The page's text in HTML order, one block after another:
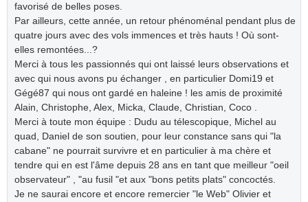
favorisé de belles poses.
Par ailleurs, cette année, un retour phénoménal pendant plus de
quatre jours avec des vols immences et très hauts ! Où sont-
elles remontées...?
Merci à tous les passionnés qui ont laissé leurs observations et
avec qui nous avons pu échanger , en particulier Domi19 et
Gégé87 qui nous ont gardé en haleine ! les amis de proximité
Alain, Christophe, Alex, Micka, Claude, Christian, Coco .
Merci à toute mon équipe : Dudu au télescopique, Michel au
quad, Daniel de son soutien, pour leur constance sans qui "la
cabane" ne pourrait survivre et en particulier à ma chère et
tendre qui en est l'âme depuis 28 ans en tant que meilleur "oeil
observateur" , "au fusil "et aux "bons petits plats" concoctés.
Je ne saurai encore et encore remercier "le Web" Olivier et